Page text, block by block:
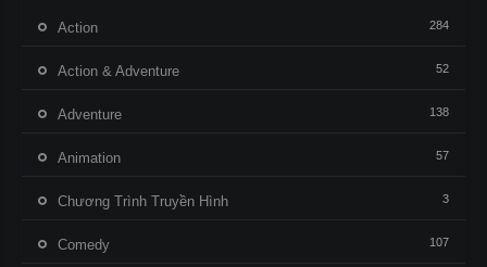
Action 284
Action & Adventure 52
Adventure 138
Animation 57
Chương Trình Truyền Hình 3
Comedy 107